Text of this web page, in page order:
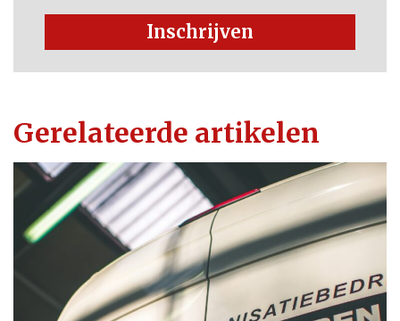
Inschrijven
Gerelateerde artikelen